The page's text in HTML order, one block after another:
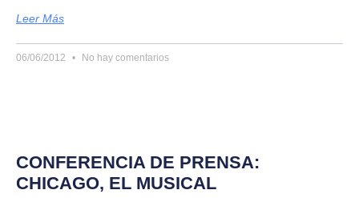
Leer Más
06/06/2012 No hay comentarios
CONFERENCIA DE PRENSA:
CHICAGO, EL MUSICAL